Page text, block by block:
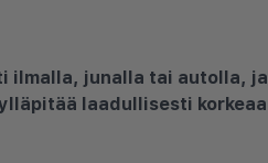
ilmalla, junalla tai autolla, ja
laadullisesti korkeaa